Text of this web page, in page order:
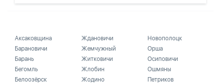
Аксаковщина
Барановичи
Барань
Бегомль
Белоозёрск
Ждановичи
Жемчужный
Житковичи
Жлобин
Жодино
Новополоцк
Орша
Осиповичи
Ошмяны
Петриков